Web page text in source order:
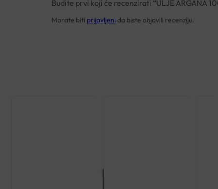
Budite prvi koji će recenzirati “ULJE ARGANA
Morate biti prijavljeni da biste objavili recenziju.